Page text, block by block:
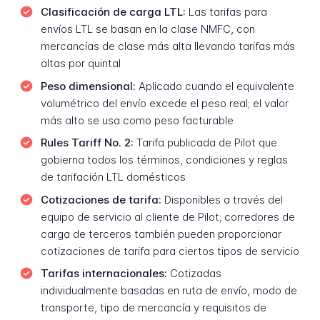
Clasificación de carga LTL: Las tarifas para
envíos LTL se basan en la clase NMFC, con
mercancías de clase más alta llevando tarifas más
altas por quintal
Peso dimensional: Aplicado cuando el equivalente
volumétrico del envío excede el peso real; el valor
más alto se usa como peso facturable
Rules Tariff No. 2: Tarifa publicada de Pilot que
gobierna todos los términos, condiciones y reglas
de tarifación LTL domésticos
Cotizaciones de tarifa: Disponibles a través del
equipo de servicio al cliente de Pilot; corredores de
carga de terceros también pueden proporcionar
cotizaciones de tarifa para ciertos tipos de servicio
Tarifas internacionales: Cotizadas
individualmente basadas en ruta de envío, modo de
transporte, tipo de mercancía y requisitos de